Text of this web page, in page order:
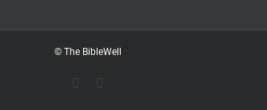
© The BibleWell
Facebook